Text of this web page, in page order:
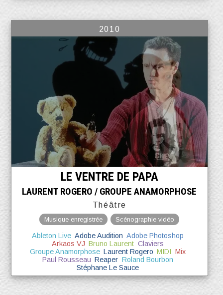
2010
LE VENTRE DE PAPA
LAURENT ROGERO / GROUPE ANAMORPHOSE
Théâtre
Musique enregistrée Scénographie vidéo
Ableton Live Adobe Audition Adobe Photoshop
Arkaos VJ Bruno Laurent Claviers
Groupe Anamorphose Laurent Rogero MIDI Mix
Paul Rousseau Reaper Roland Bourbon
Stéphane Le Sauce